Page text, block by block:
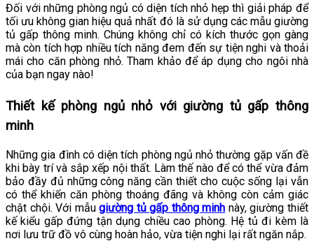
Đối với những phòng ngủ có diện tích nhỏ hẹp thì giải pháp để
tối ưu không gian hiệu quả nhất đó là sử dụng các mẫu giường
tủ gấp thông minh. Chúng không chỉ có kích thước gọn gàng
mà còn tích hợp nhiều tích năng đem đến sự tiện nghi và thoải
mái cho căn phòng nhỏ. Tham khảo để áp dụng cho ngôi nhà
của bạn ngay nào!
Thiết kế phòng ngủ nhỏ với giường tủ gấp thông
minh
Những gia đình có diện tích phòng ngủ nhỏ thường gặp vấn đề
khi bày trí và sắp xếp nội thất. Làm thế nào để có thể vừa đảm
bảo đầy đủ những công năng cần thiết cho cuộc sống lại vẫn
có thể khiến căn phòng thoáng đãng và không còn cảm giác
chật chội. Với mẫugiường tủ gấp thông minh này, giường thiết
kế kiểu gấp đứng tận dụng chiều cao phòng. Hệ tủ đi kèm là
nơi lưu trữ đồ vô cùng hoàn hảo, vừa tiện nghi lại rất ngăn nắp.